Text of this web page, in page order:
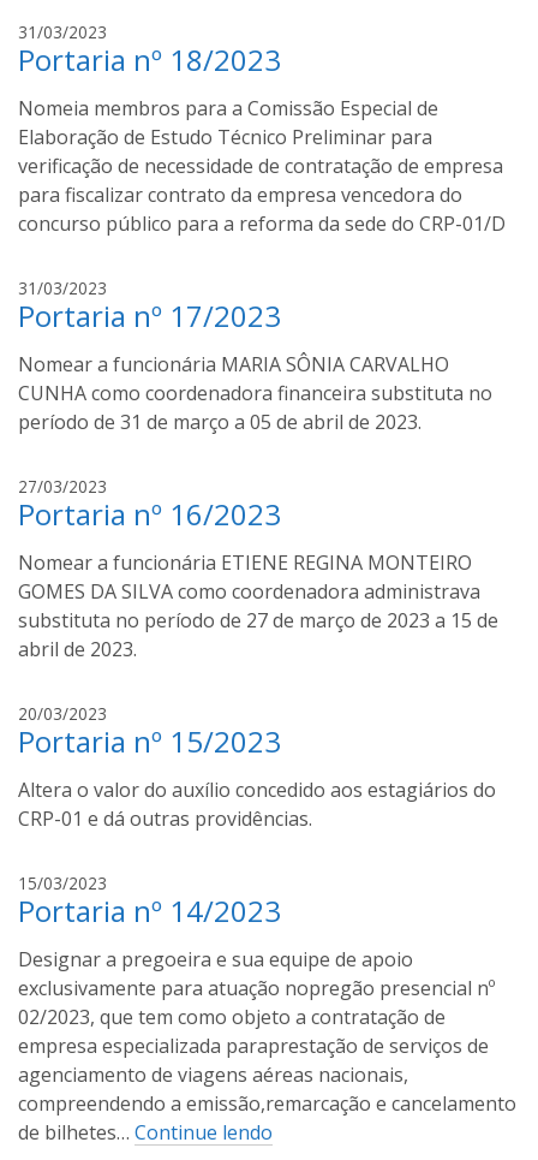
.
c
o
a
31/03/2023
v
n
i
l
d
o
u
o
Portaria nº 18/2023
Nomeia membros para a Comissão Especial de
Elaboração de Estudo Técnico Preliminar para
verificação de necessidade de contratação de empresa
para fiscalizar contrato da empresa vencedora do
concurso público para a reforma da sede do CRP-01/D
31/03/2023
v
n
i
l
c
h
o
a
Portaria nº 17/2023
Nomear a funcionária MARIA SÔNIA CARVALHO
CUNHA como coordenadora financeira substituta no
período de 31 de março a 05 de abril de 2023.
27/03/2023
v
n
i
l
d
h
a
Portaria nº 16/2023
Nomear a funcionária ETIENE REGINA MONTEIRO
GOMES DA SILVA como coordenadora administrava
substituta no período de 27 de março de 2023 a 15 de
abril de 2023.
20/03/2023
h
a
g
o
r
a
i
s
Portaria nº 15/2023
Altera o valor do auxílio concedido aos estagiários do
CRP-01 e dá outras providências.
15/03/2023
v
n
i
l
d
o
u
c
h
Portaria nº 14/2023
Designar a pregoeira e sua equipe de apoio
exclusivamente para atuação nopregão presencial nº
02/2023, que tem como objeto a contratação de
empresa especializada paraprestação de serviços de
agenciamento de viagens aéreas nacionais,
compreendendo a emissão,remarcação e cancelamento
de bilhetes… Continue lendo